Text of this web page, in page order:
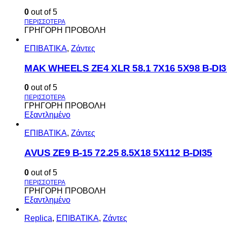
0 out of 5
ΓΡΗΓΟΡΗ ΠΡΟΒΟΛΗ
ΕΠΙΒΑΤΙΚΑ, Ζάντες
MAK WHEELS ΖΕ4 XLR 58.1 7Χ16 5Χ98 Β-
0 out of 5
ΓΡΗΓΟΡΗ ΠΡΟΒΟΛΗ
Εξαντλημένο
ΕΠΙΒΑΤΙΚΑ, Ζάντες
AVUS ΖΕ9 Β-15 72.25 8.5Χ18 5Χ112 Β-DI35
0 out of 5
ΓΡΗΓΟΡΗ ΠΡΟΒΟΛΗ
Εξαντλημένο
Replica, ΕΠΙΒΑΤΙΚΑ, Ζάντες